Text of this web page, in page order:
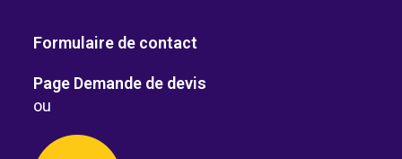
Formulaire de contact
Page Demande de devis
ou